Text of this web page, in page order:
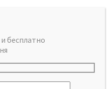
бесплатно